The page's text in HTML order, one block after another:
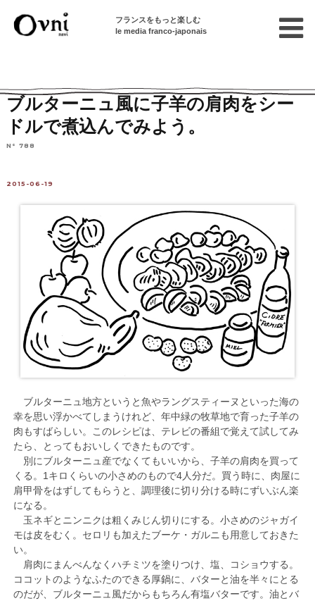
フランスをもっと楽しむ
le media franco-japonais
ブルターニュ風に子羊の肩肉をシー
ドルで煮込んでみよう。
N° 788
2015-06-19
ブルターニュ地方というと魚やラングスティーヌといった海の
幸を思い浮かべてしまうけれど、年中緑の牧草地で育った子羊の
肉もすばらしい。このレシピは、テレビの番組で覚えて試してみ
たら、とってもおいしくできたものです。
別にブルターニュ産でなくてもいいから、子羊の肩肉を買って
くる。1キロくらいの小さめのもので4人分だ。買う時に、肉屋に
肩甲骨をはずしてもらうと、調理後に切り分ける時にずいぶん楽
になる。
玉ネギとニンニクは粗くみじん切りにする。小さめのジャガイ
モは皮をむく。セロリも加えたブーケ・ガルニも用意しておきた
い。
肩肉にまんべんなくハチミツを塗りつけ、塩、コショウする。
ココットのようなふたのできる厚鍋に、バターと油を半々にとる
のだが、ブルターニュ風だからもちろん有塩バターです。油とバ